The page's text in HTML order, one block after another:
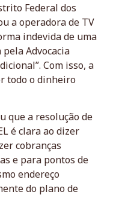
Federal dos
a operadora de TV
indevida de uma
Advocacia
Com isso, a
todo o dinheiro
que a resolução de
é clara ao dizer
cobranças
e para pontos de
endereço
do plano de